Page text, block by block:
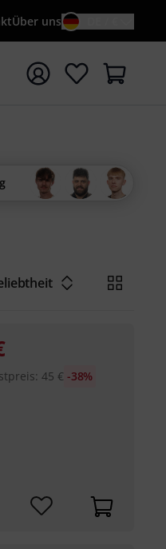
Über uns
:45 € -38%